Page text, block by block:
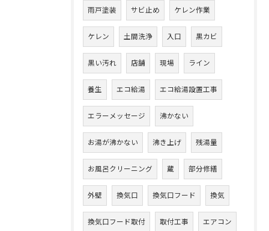
雨戸塗装 サビ止め ケレン作業
ケレン 土間洗浄 入口 黒カビ
黒い汚れ 店舗 現場 ライン
養生 エコ給湯 エコ給湯設置工事
エラーメッセージ 沸かない
お湯が沸かない 沸き上げ 残湯量
お風呂クリーニング 蔵 部分修繕
外壁 換気口 換気口フード 換気
換気口フード取付 取付工事 エアコン